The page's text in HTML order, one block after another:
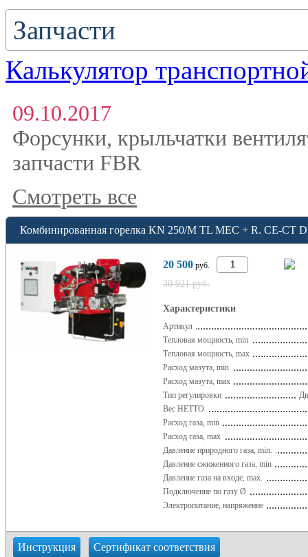
Запчасти
Калькулятор
09.10.2017
Форсунки, крыльчатки
запчасти FBR
Смотреть все
Комбинированная горелка KN 250/M TL MEC + R. CE-CT
20 500 руб.
30 921 руб.
Характеристики
Артикул
Тепловая мощность, min
Тепловая мощность, max
Расход мазута, min
Расход мазута, max
Тип регулировки
Вес НЕТТО
Расход газа, min
Расход газа, max
Давление природного газа, min.
Давление сжиженного газа, min
Давление газа на входе, max.
Подключение по газу Ø
Электропитание, напряжение
Инструкция Сертификат соответствия